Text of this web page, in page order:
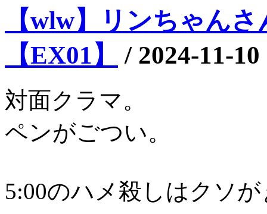
【wlw】リンちゃん
【EX01】
/ 2024-11-
対面クラマ。
ペンがごつい。
5:00のハメ殺しはクソ